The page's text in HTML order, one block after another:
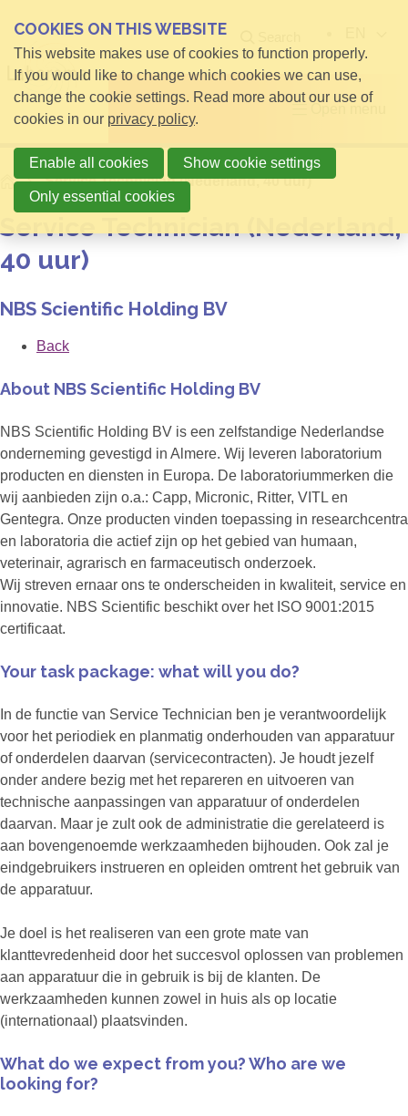
HomeService Technician (Nederland, 40 uur)
Service Technician (Nederland,
40 uur)
NBS Scientific Holding BV
Back
About NBS Scientific Holding BV
NBS Scientific Holding BV is een zelfstandige Nederlandse
onderneming gevestigd in Almere. Wij leveren laboratorium
producten en diensten in Europa. De laboratoriummerken die
wij aanbieden zijn o.a.: Capp, Micronic, Ritter, VITL en
Gentegra. Onze producten vinden toepassing in researchcentra
en laboratoria die actief zijn op het gebied van humaan,
veterinair, agrarisch en farmaceutisch onderzoek.
Wij streven ernaar ons te onderscheiden in kwaliteit, service en
innovatie. NBS Scientific beschikt over het ISO 9001:2015
certificaat.
Your task package: what will you do?
In de functie van Service Technician ben je verantwoordelijk
voor het periodiek en planmatig onderhouden van apparatuur
of onderdelen daarvan (servicecontracten). Je houdt jezelf
onder andere bezig met het repareren en uitvoeren van
technische aanpassingen van apparatuur of onderdelen
daarvan. Maar je zult ook de administratie die gerelateerd is
aan bovengenoemde werkzaamheden bijhouden. Ook zal je
eindgebruikers instrueren en opleiden omtrent het gebruik van
de apparatuur.
Je doel is het realiseren van een grote mate van
klanttevredenheid door het succesvol oplossen van problemen
aan apparatuur die in gebruik is bij de klanten. De
werkzaamheden kunnen zowel in huis als op locatie
(internationaal) plaatsvinden.
What do we expect from you? Who are we
looking for?
COOKIES ON THIS WEBSITE
This website makes use of cookies to function properly.
If you would like to change which cookies we can use,
change the cookie settings. Read more about our use of
cookies in our privacy policy.
Enable all cookies Show cookie settings
Only essential cookies